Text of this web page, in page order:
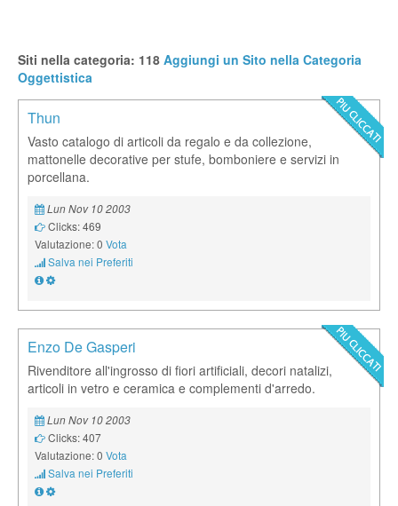
Siti nella categoria: 118 Aggiungi un Sito nella Categoria
Oggettistica
Thun
Vasto catalogo di articoli da regalo e da collezione,
mattonelle decorative per stufe, bomboniere e servizi in
porcellana.
Lun Nov 10 2003
Clicks: 469
Valutazione: 0 Vota
Salva nei Preferiti
Enzo De Gasperi
Rivenditore all'ingrosso di fiori artificiali, decori natalizi,
articoli in vetro e ceramica e complementi d'arredo.
Lun Nov 10 2003
Clicks: 407
Valutazione: 0 Vota
Salva nei Preferiti